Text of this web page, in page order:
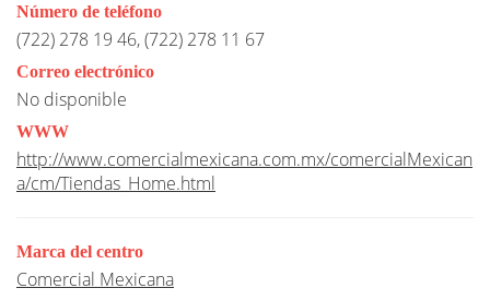
Número de teléfono
(722) 278 19 46, (722) 278 11 67
Correo electrónico
No disponible
WWW
http://www.comercialmexicana.com.mx/comercialMexican
a/cm/Tiendas_Home.html
Marca del centro
Comercial Mexicana